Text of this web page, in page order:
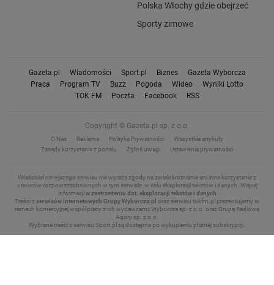
Polska Włochy gdzie obejrzeć
Sporty zimowe
Gazeta.pl Wiadomości Sport.pl Biznes
Gazeta Wyborcza
Praca
Program TV Buzz Pogoda Wideo
Wyniki Lotto
TOK FM
Poczta Facebook RSS
Copyright © Gazeta.pl sp. z o.o.
O Nas Reklama Polityka Prywatności
Wszystkie artykuły
Zasady korzystania z portalu
Zgłoś uwagi Ustawienia prywatności
Właściciel niniejszego serwisu nie wyraża zgody na zwielokrotnianie ani inne korzystanie z
utworów rozpowszechnionych w tym serwisie, w celu eksploracji tekstów i danych. Więcej
informacjiw zastrzeżeniu dot. eksploracji tekstów i danych
Treści zserwisów internetowych Grupy Wyborcza.pl oraz serwisu tokfm.pl prezentujemy w
ramach komercyjnej współpracy z ich wydawcami: Wyborcza sp. z o.o. oraz Grupą Radiową
Agory sp. z o.o.
Wybrane treści z serwisu Sport.pl są dostępne po wykupieniu płatnej subskrypcji.